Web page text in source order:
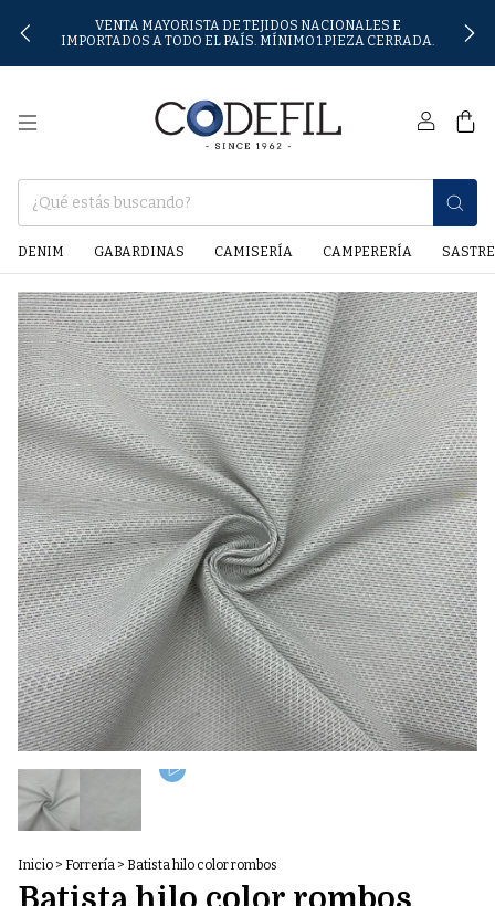
VENTA MAYORISTA DE TEJIDOS NACIONALES E
IMPORTADOS A TODO EL PAÍS. MÍNIMO 1 PIEZA CERRADA.
DENIM GABARDINAS CAMISERÍA CAMPERERÍA
Inicio > Forrería > Batista hilo color rombos